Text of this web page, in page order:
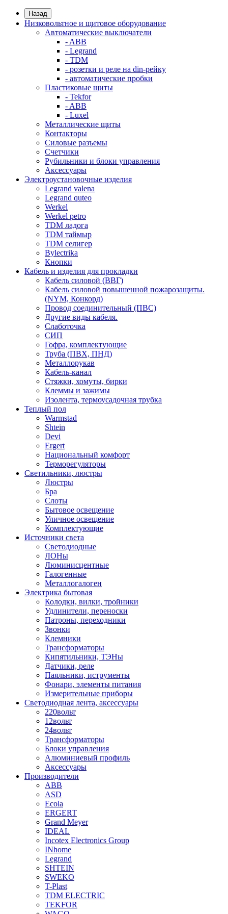
Назад
Низковольтное и щитовое оборудование
Автоматические выключатели
- ABB
- Legrand
- TDM
- розетки и реле на din-рейку
- автоматические пробки
Пластиковые щиты
- Tekfor
- ABB
- Luxel
Металлические щиты
Контакторы
Силовые разъемы
Счетчики
Рубильники и блоки управления
Аксессуары
Электроустановочные изделия
Legrand valena
Legrand quteo
Werkel
Werkel petro
TDM ладога
TDM таймыр
TDM селигер
Bylectrika
Кнопки
Кабель и изделия для прокладки
Кабель силовой (ВВГ)
Кабель силовой повышенной пожарозащиты.
(NYM, Конкорд)
Провод соединительный (ПВС)
Другие виды кабеля.
Слаботочка
СИП
Гофра, комплектующие
Труба (ПВХ, ПНД)
Металлорукав
Кабель-канал
Стяжки, хомуты, бирки
Клеммы и зажимы
Изолента, термоусадочная трубка
Теплый пол
Warmstad
Shtein
Devi
Ergert
Национальный комфорт
Терморегуляторы
Светильники, люстры
Люстры
Бра
Слоты
Бытовое освещение
Уличное освещение
Комплектующие
Источники света
Светодиодные
ЛОНы
Люминисцентные
Галогенные
Металлогалоген
Электрика бытовая
Колодки, вилки, тройники
Удлинители, переноски
Патроны, переходники
Звонки
Клемники
Трансформаторы
Кипятильники, ТЭНы
Датчики, реле
Паяльники, иструменты
Фонари, элементы питания
Измерительные приборы
Светодиодная лента, аксессуары
220вольт
12вольт
24вольт
Трансформаторы
Блоки управления
Алюминиевый профиль
Аксессуары
Производители
ABB
ASD
Ecola
ERGERT
Grand Meyer
IDEAL
Incotex Electronics Group
INhome
Legrand
SHTEIN
SWEKO
T-Plast
TDM ELECTRIC
TEKFOR